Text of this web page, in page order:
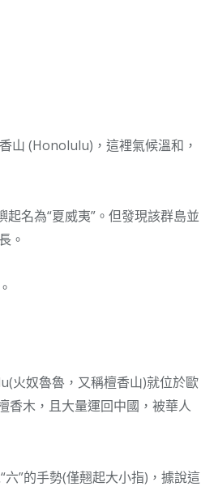
山 (Honolulu)，這裡氣候溫和，
名為“夏威夷”。但發現該群島並
。
火奴魯魯，又稱檀香山)就位於歐
香木，且大量運回中國，被華人
”的手勢(僅翹起大小指)，據說這